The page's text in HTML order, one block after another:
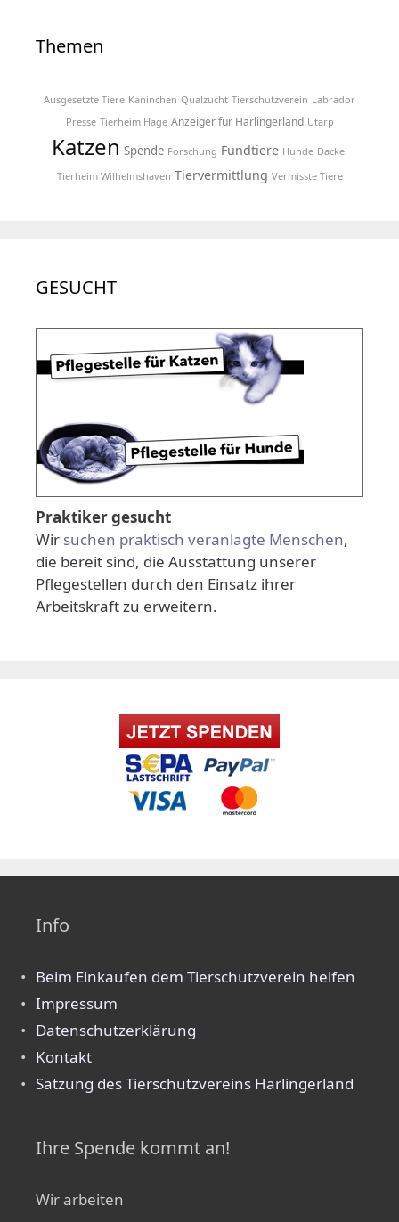
Themen
Ausgesetzte Tiere Kaninchen Qualzucht Tierschutzverein Labrador
Presse Tierheim Hage Anzeiger für Harlingerland Utarp
Katzen Spende Forschung Fundtiere Hunde Dackel
Tierheim Wilhelmshaven Tiervermittlung Vermisste Tiere
GESUCHT
Praktiker gesucht
Wir suchen praktisch veranlagte Menschen,
die bereit sind, die Ausstattung unserer
Pflegestellen durch den Einsatz ihrer
Arbeitskraft zu erweitern.
Info
Beim Einkaufen dem Tierschutzverein helfen
Impressum
Datenschutzerklärung
Kontakt
Satzung des Tierschutzvereins Harlingerland
Ihre Spende kommt an!
Wir arbeiten